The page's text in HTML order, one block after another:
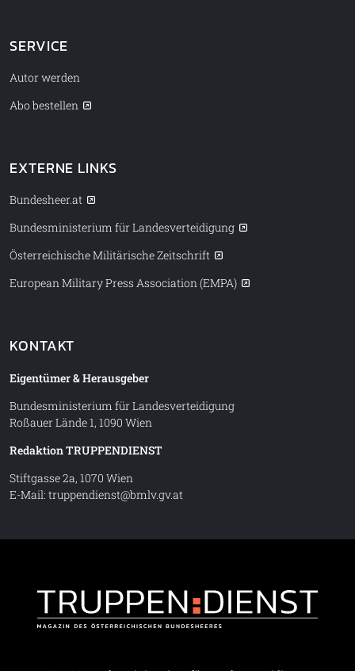
SERVICE
Autor werden
Abo bestellen
EXTERNE LINKS
Bundesheer.at
Bundesministerium für Landesverteidigung
Österreichische Militärische Zeitschrift
European Military Press Association (EMPA)
KONTAKT
Eigentümer & Herausgeber
Bundesministerium für Landesverteidigung
Roßauer Lände 1, 1090 Wien
Redaktion TRUPPENDIENST
Stiftgasse 2a, 1070 Wien
E-Mail: truppendienst@bmlv.gv.at